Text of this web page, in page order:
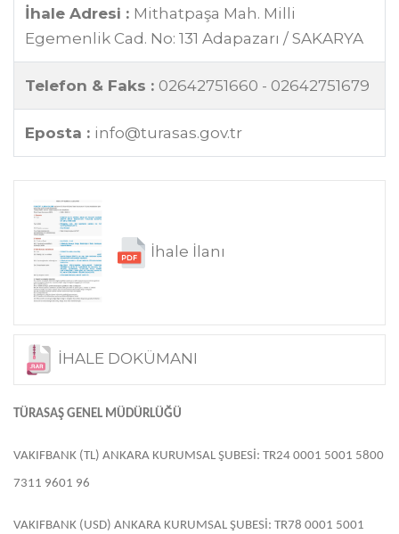
İhale Adresi : Mithatpaşa Mah. Milli
Egemenlik Cad. No: 131 Adapazarı / SAKARYA
Telefon & Faks : 02642751660 - 02642751679
Eposta : info@turasas.gov.tr
İhale İlanı
İHALE DOKÜMANI
TÜRASAŞ GENEL MÜDÜRLÜĞÜ
VAKIFBANK (TL) ANKARA KURUMSAL ŞUBESİ: TR24 0001 5001 5800
7311 9601 96
VAKIFBANK (USD) ANKARA KURUMSAL ŞUBESİ: TR78 0001 5001